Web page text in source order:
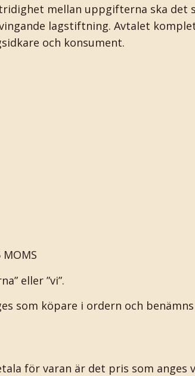
mellan uppgifterna ska
lagstiftning. Avtalet
och konsument.
eller ”vi”.
som köpare i ordern och benämns
för varan är det pris som